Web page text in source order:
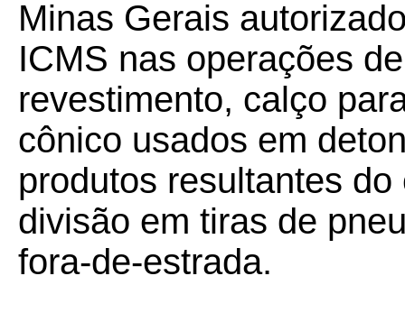
Minas Gerais
ICMS nas operações
revestimento, calço
cônico usados em
produtos resultantes
divisão em tiras de
fora-de-estrada.